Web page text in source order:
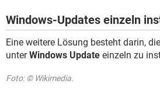
Windows-Updates einzeln
Eine weitere Lösung besteht darin, die
unterWindows Update einzeln zu
Foto: © Wikimedia.